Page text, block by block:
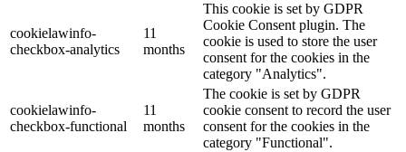
cookielawinfo-
checkbox-analytics
11
months
This cookie is set by GDPR
Cookie Consent plugin. The
cookie is used to store the user
consent for the cookies in the
category "Analytics".
cookielawinfo-
checkbox-functional
11
months
The cookie is set by GDPR
cookie consent to record the user
consent for the cookies in the
category "Functional".